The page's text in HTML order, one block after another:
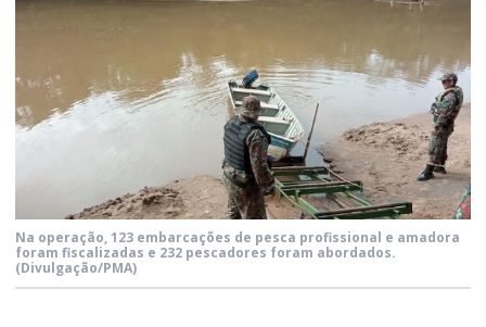
Na operação, 123 embarcações de pesca profissional e amadora
foram fiscalizadas e 232 pescadores foram abordados.
(Divulgação/PMA)